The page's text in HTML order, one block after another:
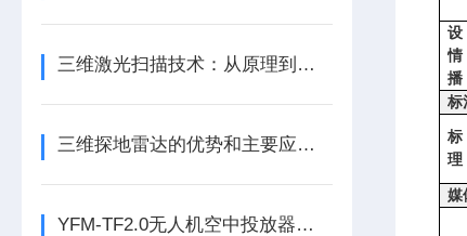
三维激光扫描技术：从原理到实践的全面解析
三维探地雷达的优势和主要应用领域
YFM-TF2.0无人机空中投放器技术参数
播
标
理
媒